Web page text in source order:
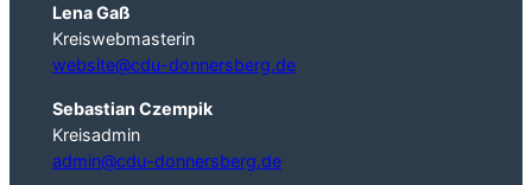
Lena Gaß
Kreiswebmasterin
website@cdu-donnersberg.de
Sebastian Czempik
Kreisadmin
admin@cdu-donnersberg.de